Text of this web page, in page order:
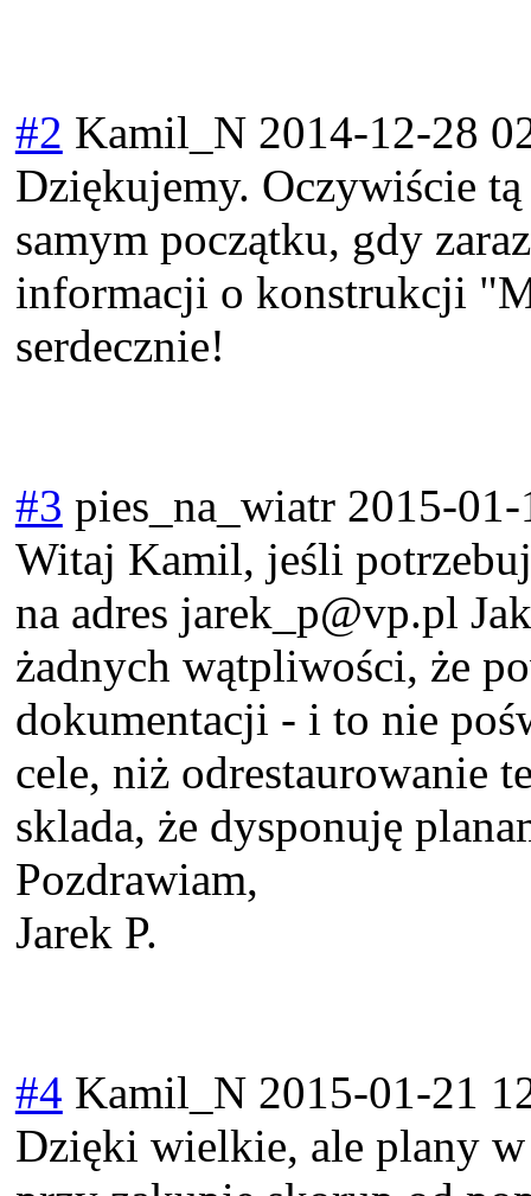
#2 Kamil_N 2014-12-28
Dziękujemy. Oczywiście
samym początku, gdy
informacji o konstrukcji
serdecznie!
#3 pies_na_wiatr 2015-
Witaj Kamil, jeśli
na adres jarek_p@vp.pl
żadnych wątpliwości, że
dokumentacji - i to nie
cele, niż odrestaurowanie
sklada, że dysponuję
Pozdrawiam,
Jarek P.
#4 Kamil_N 2015-01-21
Dzięki wielkie, ale plany